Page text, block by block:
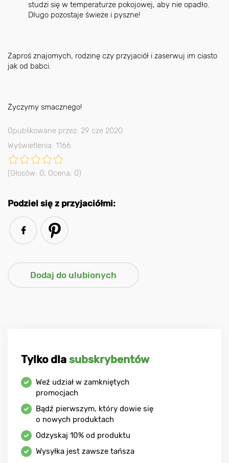
studzi się w temperaturze pokojowej, aby nie opadło.
Długo pozostaje świeże i pyszne!
Zaproś znajomych, rodzinę czy przyjaciół i zaserwuj im ciasto
jak od babci.
Życzymy smacznego!
Opublikowane przez: 29 cze 2020
Wyświetlenia: 1166
(Głosów: 0, Ocena: 0)
Podziel się z przyjaciółmi:
Tylko dla subskrybentów
Weź udział w zamkniętych
promocjach
Bądź pierwszym, który dowie się
o nowych produktach
Odzyskaj 10% od produktu
Wysyłka jest zawsze tańsza